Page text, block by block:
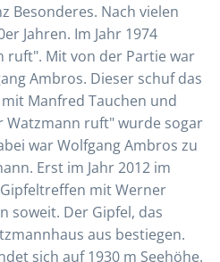
Besonderes. Nach vielen
Jahren. Im Jahr 1974
ruft". Mit von der Partie war
Ambros. Dieser schuf das
Manfred Tauchen und
Watzmann ruft" wurde sogar
war Wolfgang Ambros zu
Erst im Jahr 2012 im
mit Werner
soweit. Der Gipfel, das
aus bestiegen.
sich auf 1930 m Seehöhe.